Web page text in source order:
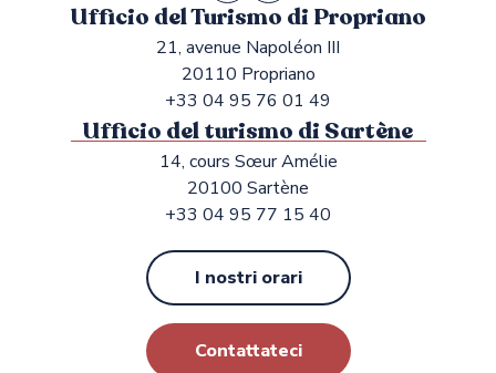
Ufficio del Turismo di Propriano
21, avenue Napoléon III
20110 Propriano
+33 04 95 76 01 49
Ufficio del turismo di Sartène
14, cours Sœur Amélie
20100 Sartène
+33 04 95 77 15 40
I nostri orari
Contattateci